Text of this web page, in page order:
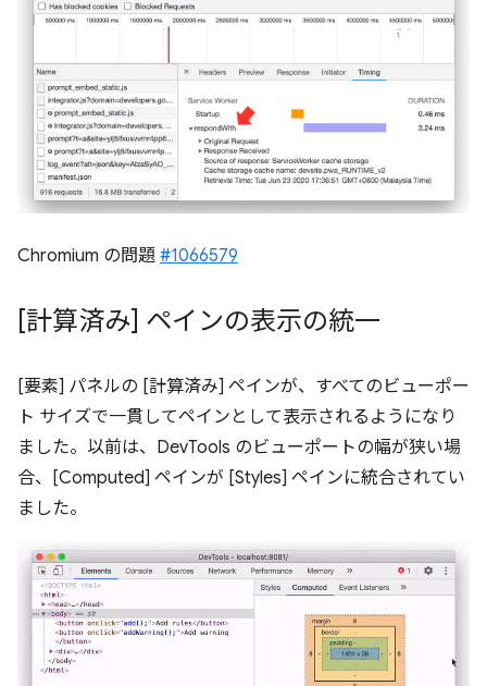
Chromium の問題 #1066579
[計算済み] ペインの表示の統一
[要素] パネルの [計算済み] ペインが、すべてのビューポー
ト サイズで一貫してペインとして表示されるようになり
ました。以前は、DevTools のビューポートの幅が狭い場
合、[Computed] ペインが [Styles] ペインに統合されてい
ました。